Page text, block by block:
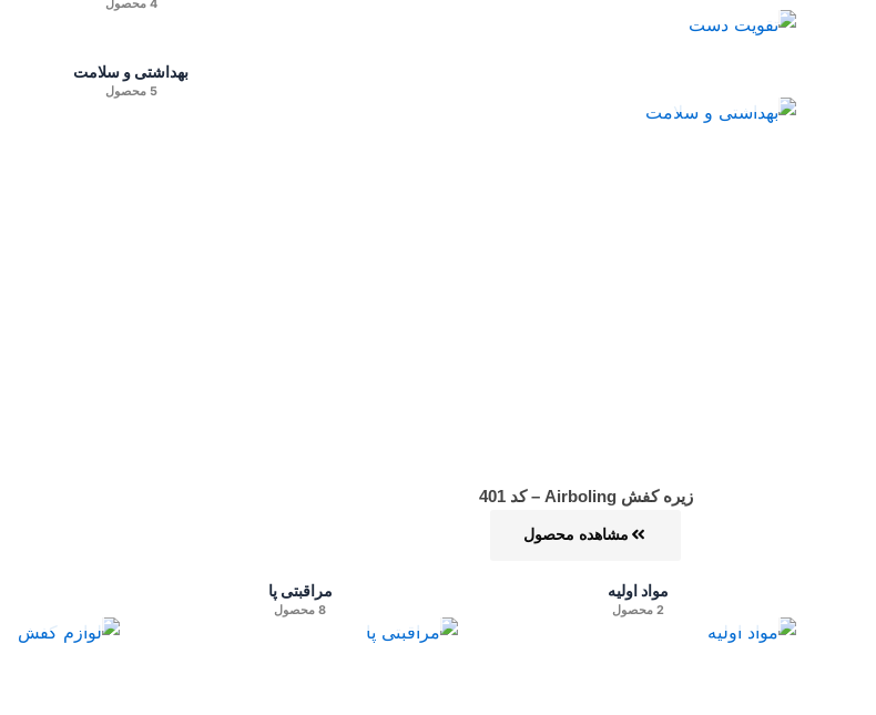
4 محصول
بهداشتی و سلامت
5 محصول
زیره کفش Airboling – کد 401
مشاهده محصول
مواد اولیه
2 محصول
مراقبتی پا
8 محصول